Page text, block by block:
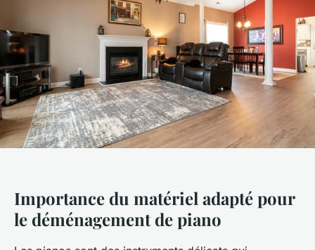
Importance du matériel adapté pour
le déménagement de piano